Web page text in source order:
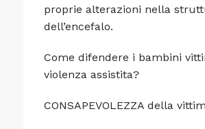
proprie alterazioni nella
dell’encefalo.
Come difendere i bambini
violenza assistita?
CONSAPEVOLEZZA della